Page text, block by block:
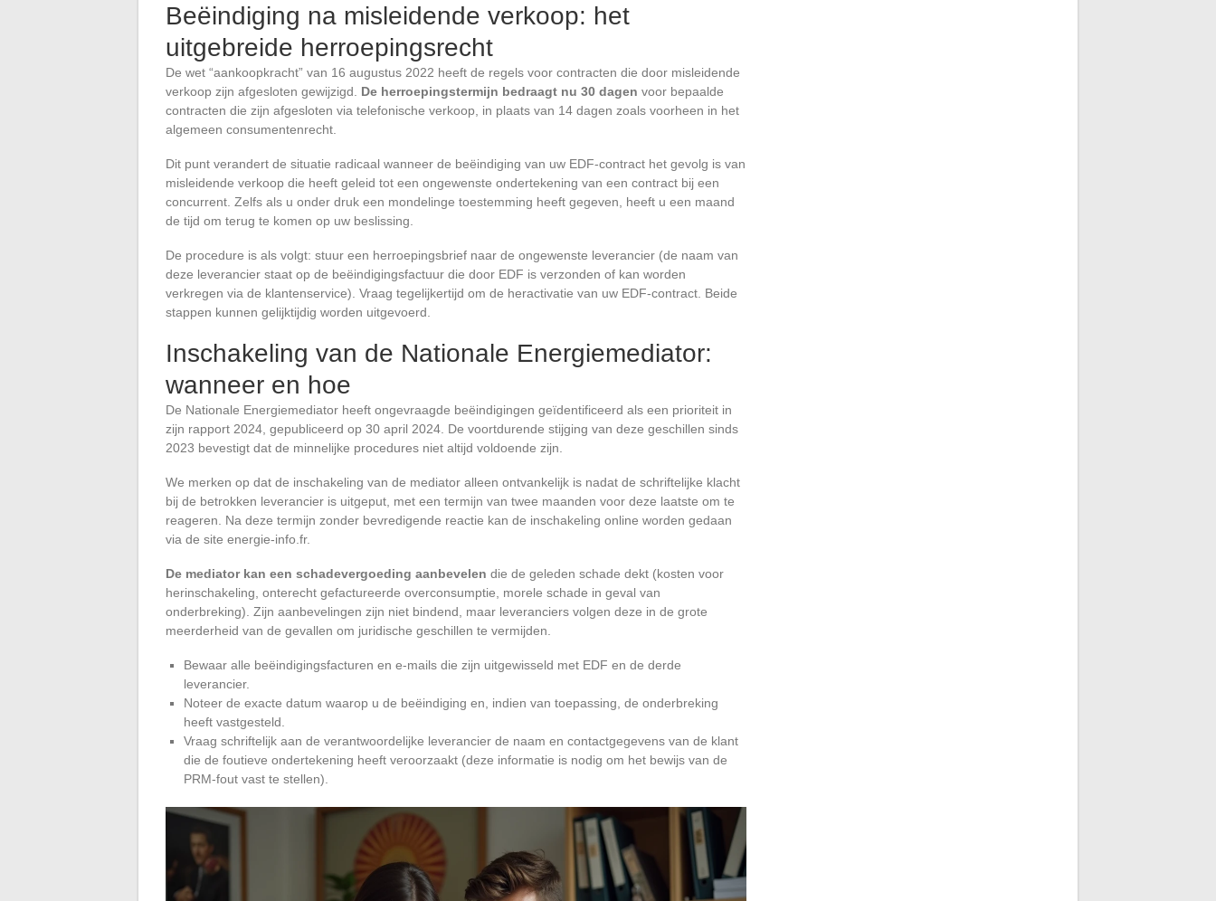
Beëindiging na misleidende verkoop: het
uitgebreide herroepingsrecht
De wet “aankoopkracht” van 16 augustus 2022 heeft de regels voor contracten die door misleidende
verkoop zijn afgesloten gewijzigd. De herroepingstermijn bedraagt nu 30 dagen voor bepaalde
contracten die zijn afgesloten via telefonische verkoop, in plaats van 14 dagen zoals voorheen in het
algemeen consumentenrecht.
Dit punt verandert de situatie radicaal wanneer de beëindiging van uw EDF-contract het gevolg is van
misleidende verkoop die heeft geleid tot een ongewenste ondertekening van een contract bij een
concurrent. Zelfs als u onder druk een mondelinge toestemming heeft gegeven, heeft u een maand
de tijd om terug te komen op uw beslissing.
De procedure is als volgt: stuur een herroepingsbrief naar de ongewenste leverancier (de naam van
deze leverancier staat op de beëindigingsfactuur die door EDF is verzonden of kan worden
verkregen via de klantenservice). Vraag tegelijkertijd om de heractivatie van uw EDF-contract. Beide
stappen kunnen gelijktijdig worden uitgevoerd.
Inschakeling van de Nationale Energiemediator:
wanneer en hoe
De Nationale Energiemediator heeft ongevraagde beëindigingen geïdentificeerd als een prioriteit in
zijn rapport 2024, gepubliceerd op 30 april 2024. De voortdurende stijging van deze geschillen sinds
2023 bevestigt dat de minnelijke procedures niet altijd voldoende zijn.
We merken op dat de inschakeling van de mediator alleen ontvankelijk is nadat de schriftelijke klacht
bij de betrokken leverancier is uitgeput, met een termijn van twee maanden voor deze laatste om te
reageren. Na deze termijn zonder bevredigende reactie kan de inschakeling online worden gedaan
via de site energie-info.fr.
De mediator kan een schadevergoeding aanbevelen die de geleden schade dekt (kosten voor
herinschakeling, onterecht gefactureerde overconsumptie, morele schade in geval van
onderbreking). Zijn aanbevelingen zijn niet bindend, maar leveranciers volgen deze in de grote
meerderheid van de gevallen om juridische geschillen te vermijden.
Bewaar alle beëindigingsfacturen en e-mails die zijn uitgewisseld met EDF en de derde
leverancier.
Noteer de exacte datum waarop u de beëindiging en, indien van toepassing, de onderbreking
heeft vastgesteld.
Vraag schriftelijk aan de verantwoordelijke leverancier de naam en contactgegevens van de klant
die de foutieve ondertekening heeft veroorzaakt (deze informatie is nodig om het bewijs van de
PRM-fout vast te stellen).